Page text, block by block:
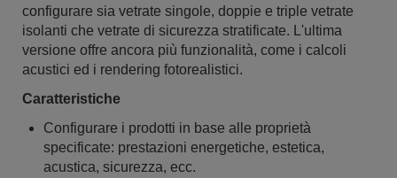
configurare sia vetrate singole, doppie e triple vetrate
isolanti che vetrate di sicurezza stratificate. L'ultima
versione offre ancora più funzionalità, come i calcoli
acustici ed i rendering fotorealistici.
Caratteristiche
Configurare i prodotti in base alle proprietà
specificate: prestazioni energetiche, estetica,
acustica, sicurezza, ecc.